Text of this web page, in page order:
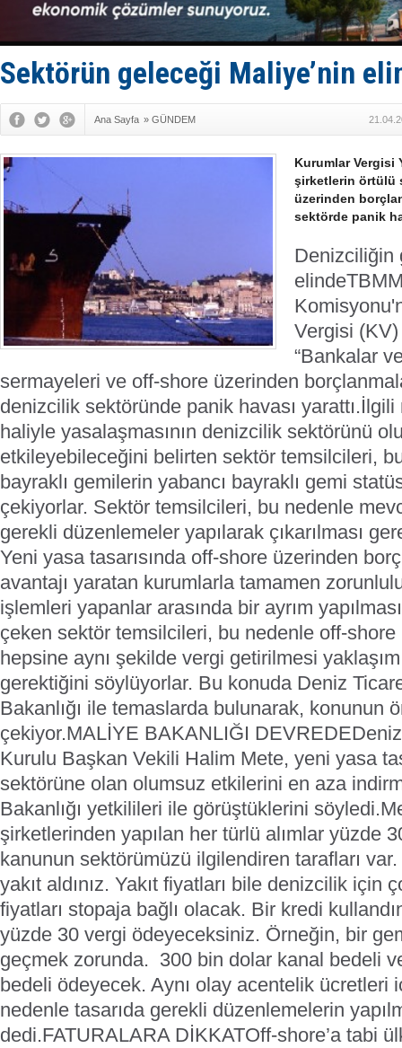
Dron
'REGAL 1'
Gemide 5
Rus
Sektörün geleceği Maliye’nin
Ana Sayfa » GÜNDEM
Kurumlar Vergisi
şirketlerin örtülü
üzerinden
sektörde panik
Denizciliğin
elinde
Vergisi (KV)
“Bankalar
sermayeleri ve off-shore üzerinden
denizcilik sektöründe panik havası yarattı.İlgili
haliyle yasalaşmasının denizcilik sektörünü
etkileyebileceğini belirten sektör temsilcileri,
bayraklı gemilerin yabancı bayraklı gemi
çekiyorlar. Sektör temsilcileri, bu nedenle
gerekli düzenlemeler yapılarak çıkarılması
Yeni yasa tasarısında off-shore üzerinden
avantajı yaratan kurumlarla tamamen
işlemleri yapanlar arasında bir ayrım
çeken sektör temsilcileri, bu nedenle off-shore
hepsine aynı şekilde vergi getirilmesi
gerektiğini söylüyorlar. Bu konuda Deniz
Bakanlığı ile temaslarda bulunarak, konunun
çekiyor.MALİYE BAKANLIĞI DEVREDE
Kurulu Başkan Vekili Halim Mete, yeni yasa
sektörüne olan olumsuz etkilerini en aza
Bakanlığı yetkilileri ile görüştüklerini söyledi.
şirketlerinden yapılan her türlü alımlar yüzde
kanunun sektörümüzü ilgilendiren tarafları
yakıt aldınız. Yakıt fiyatları bile denizcilik için
fiyatları stopaja bağlı olacak. Bir kredi
yüzde 30 vergi ödeyeceksiniz. Örneğin, bir
geçmek zorunda. 300 bin dolar kanal bedeli
bedeli ödeyecek. Aynı olay acentelik ücretleri
nedenle tasarıda gerekli düzenlemelerin
dedi.FATURALARA DİKKATOff-shore’a tabi